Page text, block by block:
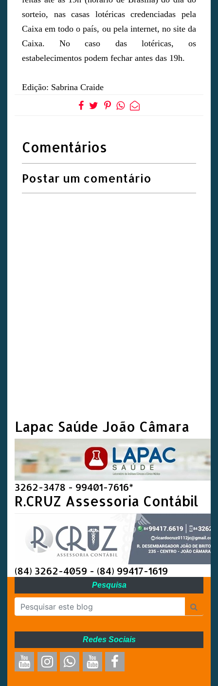
sorteio, nas casas lotéricas credenciadas pela
Caixa em todo o país, ou pela internet, no site da
Caixa. No caso das lotéricas, os
estabelecimentos podem fechar antes das 19h.
Edição: Sabrina Craide
Comentários
Postar um comentário
Lapac Saúde João Câmara
3262-3478 - 99401-7616*
R.CRUZ Assessoria Contábil
(84) 3262-4059 - (84) 99417-1619
Pesquisa
Redes Sociais